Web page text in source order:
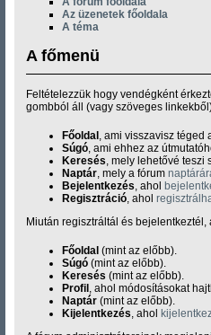
Az üzenetek főoldala
A téma
A főmenü
Feltételezzük hogy vendégként
gombból áll (vagy szöveges
Főoldal , ami visszavisz téged
Súgó, ami ehhez az
Keresés, mely lehetővé teszi
Naptár, mely a fórum
Bejelentkezés, ahol
Regisztráció, ahol
Miután regisztráltál és
Főoldal (mint az előbb).
Súgó(mint az előbb).
Keresés (mint az előbb).
Profil , ahol módosításokat
Naptár(mint az előbb).
Kijelentkezés, ahol